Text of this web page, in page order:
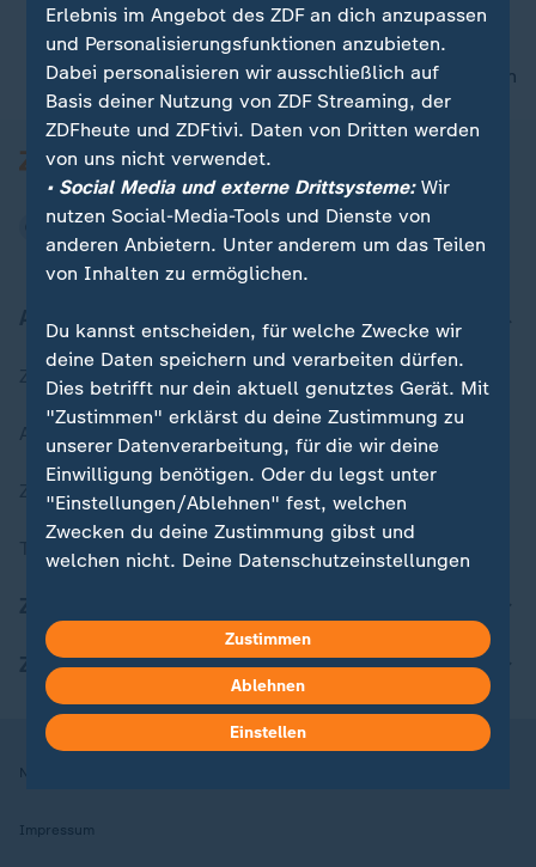
nach oben
Aktuell bei ZDFheute
Zuletzt veröffentlicht
Aktuelle Sendungs-Videos
ZDFheute Stories
Themen im Überblick
ZDFheute Apps
Nutzungsbedingungen
Impressum
Erlebnis im Angebot des ZDF an dich anzupassen
und Personalisierungsfunktionen anzubieten.
Dabei personalisieren wir ausschließlich auf
Basis deiner Nutzung von ZDF Streaming, der
ZDFheute und ZDFtivi. Daten von Dritten werden
von uns nicht verwendet.
• Social Media und externe Drittsysteme:Wir
nutzen Social-Media-Tools und Dienste von
anderen Anbietern. Unter anderem um das Teilen
von Inhalten zu ermöglichen.
Du kannst entscheiden, für welche Zwecke wir
deine Daten speichern und verarbeiten dürfen.
Dies betrifft nur dein aktuell genutztes Gerät. Mit
"Zustimmen" erklärst du deine Zustimmung zu
unserer Datenverarbeitung, für die wir deine
Einwilligung benötigen. Oder du legst unter
"Einstellungen/Ablehnen" fest, welchen
Zwecken du deine Zustimmung gibst und
welchen nicht. Deine Datenschutzeinstellungen
in deinen Einstellungen widerrufen oder ändern.
Hier findest du das Impressum.
Weitere Informationen findest du in unserer
Datenschutzerklärung.
Zustimmen
Ablehnen
Einstellen